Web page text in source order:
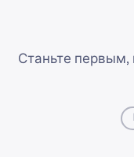
Станьте первым,